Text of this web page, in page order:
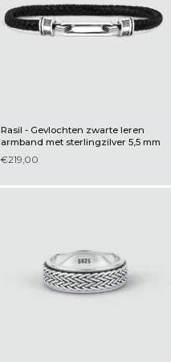
Rasil - Gevlochten zwarte leren
armband met sterlingzilver 5,5 mm
€219,00